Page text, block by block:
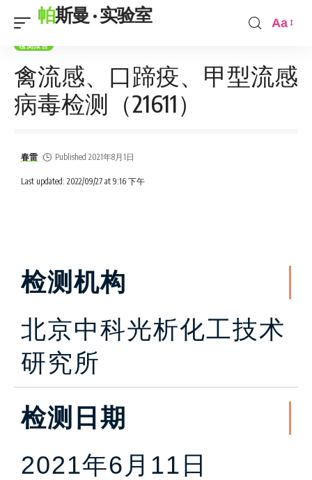
帕斯曼 · 实验室 Aa
检测报告
禽流感、口蹄疫、甲型流感
病毒检测（21611）
Last updated: 2022/09/27 at 9:16 下午
春雷 Published 2021年8月1日
检测机构
北京中科光析化工技术
研究所
检测日期
2021年6月11日